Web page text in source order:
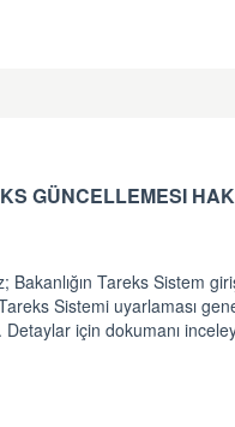
GÜNCELLEMESI
Bakanlığın Tareks Sistem
Sistemi uyarlaması
için dokumanı